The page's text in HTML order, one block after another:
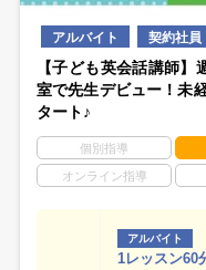
アルバイト 契約社員
【子ども英会話講師
室で先生デビュー！未
タート♪
個別指導
オンライン指導
アルバイト
1レッスン60